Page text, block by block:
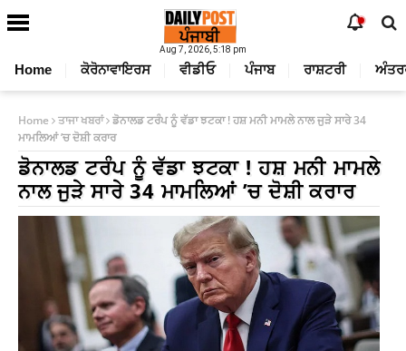
Aug 7, 2026, 5:18 pm
Home ਕੋਰੋਨਾਵਾਇਰਸ ਵੀਡੀਓ ਪੰਜਾਬ ਰਾਸ਼ਟਰੀ
Home ਤਾਜਾ ਖਬਰਾਂ ਡੋਨਾਲਡ ਟਰੰਪ ਨੂੰ ਵੱਡਾ ਝਟਕਾ ! ਹਸ਼ ਮਨੀ ਮਾਮਲੇ ਨਾਲ ਜੁੜੇ ਸਾਰੇ 34
ਮਾਮਲਿਆਂ ’ਚ ਦੋਸ਼ੀ ਕਰਾਰ
ਡੋਨਾਲਡ ਟਰੰਪ ਨੂੰ ਵੱਡਾ ਝਟਕਾ ! ਹਸ਼ ਮਨੀ ਮਾਮਲੇ
ਨਾਲ ਜੁੜੇ ਸਾਰੇ 34 ਮਾਮਲਿਆਂ ’ਚ ਦੋਸ਼ੀ ਕਰਾਰ